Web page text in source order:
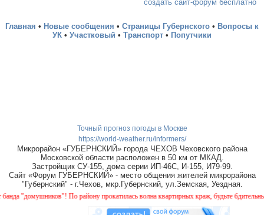
создать сайт-форум бесплатно
Главная • Новые сообщения • Страницы Губернского • Вопросы к
УК • Участковый • Транспорт • Попутчики
Точный прогноз погоды в Москве
https://world-weather.ru/informers/
Микрорайон «ГУБЕРНСКИЙ» города ЧЕХОВ Чеховского района
Московской области расположен в 50 км от МКАД.
Застройщик СУ-155, дома серии ИП-46С, И-155, И79-99.
Сайт «Форум ГУБЕРНСКИЙ» - место общения жителей микрорайона
"Губернский" - г.Чехов, мкр.Губернский, ул.Земская, Уездная.
"домушников"! По району прокатилась волна квартирных краж, будьте бдительны!